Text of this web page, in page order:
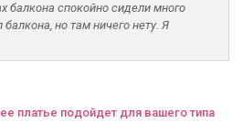
балкона спокойно сидели много
балкона, но там ничего нету. Я
платье подойдет для вашего типа